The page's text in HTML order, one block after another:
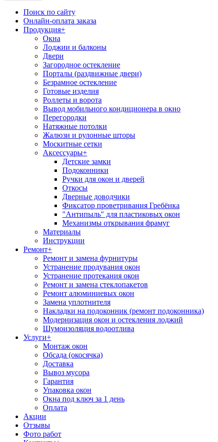
Поиск по сайту
Онлайн-оплата заказа
Продукция+
Окна
Лоджии и балконы
Двери
Загородное остекление
Порталы (раздвижные двери)
Безрамное остекление
Готовые изделия
Роллеты и ворота
Вывод мобильного кондиционера в окно
Перегородки
Натяжные потолки
Жалюзи и рулонные шторы
Москитные сетки
Аксессуары+
Детские замки
Подоконники
Ручки для окон и дверей
Откосы
Дверные доводчики
Фиксатор проветривания Гребёнка
"Антипыль" для пластиковых окон
Механизмы открывания фрамуг
Материалы
Инструкции
Ремонт+
Ремонт и замена фурнитуры
Устранение продувания окон
Устранение протекания окон
Ремонт и замена стеклопакетов
Ремонт алюминиевых окон
Замена уплотнителя
Накладки на подоконник (ремонт подоконника)
Модернизация окон и остекления лоджий
Шумоизоляция водоотлива
Услуги+
Монтаж окон
Обсада (окосячка)
Доставка
Вывоз мусора
Гарантия
Упаковка окон
Окна под ключ за 1 день
Оплата
Акции
Отзывы
Фото работ